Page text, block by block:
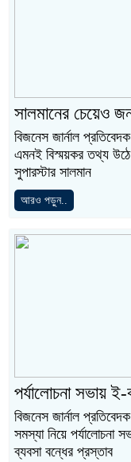
সালমানের চেয়েও
বিজনেস জার্নাল
এমনই বিস্ময়কর তথ্য
সুপারস্টার সালমান
আরও পড়ুন..
পর্যালোচনা সভায়
বিজনেস জার্নাল
সমস্যা নিয়ে পর্যালোচনা
ব্যবসা বন্ধের প্রস্তাব